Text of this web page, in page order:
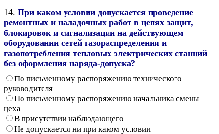
14. При каком условии допускается проведение
ремонтных и наладочных работ в цепях защит,
блокировок и сигнализации на действующем
оборудовании сетей газораспределения и
газопотребления тепловых электрических станций
без оформления наряда-допуска?
По письменному распоряжению технического
руководителя
По письменному распоряжению начальника смены
цеха
В присутствии наблюдающего
Не допускается ни при каком условии